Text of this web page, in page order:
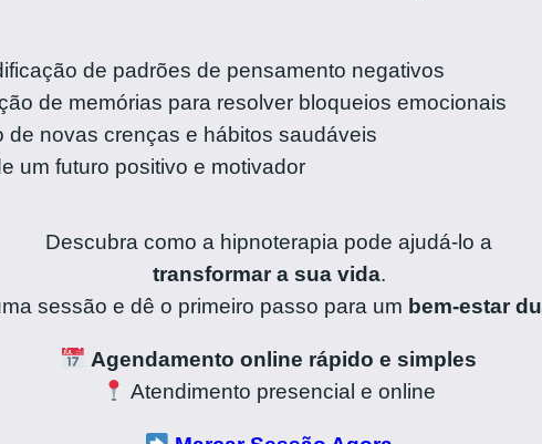
de padrões de pensamento negativos
de memórias para resolver bloqueios emocionais
novas crenças e hábitos saudáveis
um futuro positivo e motivador
Descubra como a hipnoterapia pode ajudá-lo a
transformar a sua vida.
sessão e dê o primeiro passo para um bem-estar
Agendamento online rápido e simples
Atendimento presencial e online